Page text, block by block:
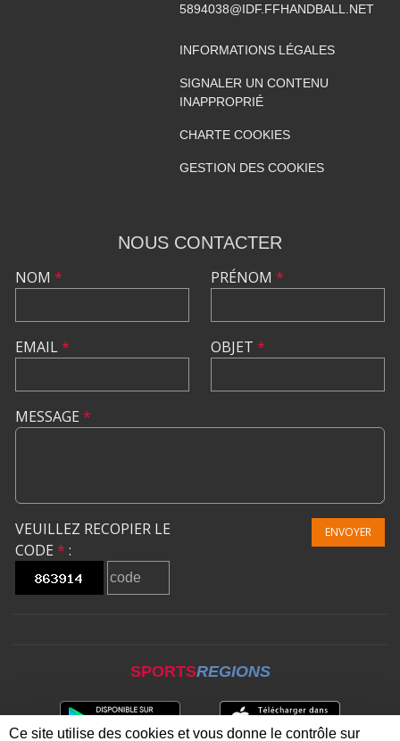
5894038@IDF.FFHANDBALL.NET
INFORMATIONS LÉGALES
SIGNALER UN CONTENU
INAPPROPRIÉ
CHARTE COOKIES
GESTION DES COOKIES
NOUS CONTACTER
NOM *
EMAIL*
PRÉNOM *
OBJET *
MESSAGE *
VEUILLEZ RECOPIER LE
CODE * :
ENVOYER
SPORTSREGIONS
Ce site utilise des cookies et vous donne le contrôle sur